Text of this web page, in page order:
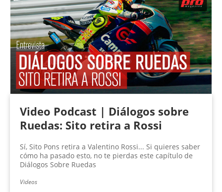
Video Podcast | Diálogos sobre
Ruedas: Sito retira a Rossi
Sí, Sito Pons retira a Valentino Rossi... Si quieres saber
cómo ha pasado esto, no te pierdas este capítulo de
Diálogos Sobre Ruedas
Videos